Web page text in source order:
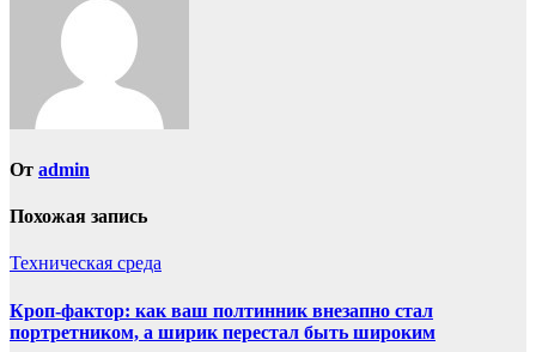
От admin
Похожая запись
Техническая среда
Кроп-фактор: как ваш полтинник внезапно стал
портретником, а ширик перестал быть широким